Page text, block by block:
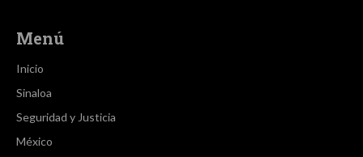
Menú
Inicio
Sinaloa
Seguridad y Justicia
México